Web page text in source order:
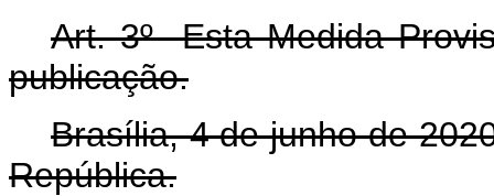
Art. 3º Esta Medida
publicação.
Brasília, 4 de junho de
República.